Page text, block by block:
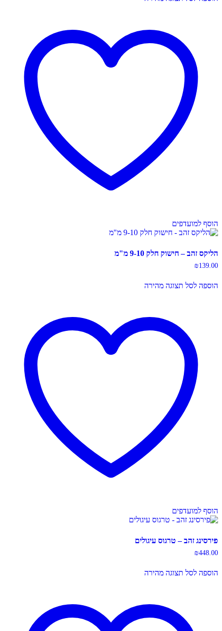
הוסף למועדפים
הליקס זהב – חישוק חלק 9-10 מ"מ
₪139.00
הוספה לסל תצוגה מהירה
הוסף למועדפים
פירסינג זהב – טרגוס עיגולים
₪448.00
הוספה לסל תצוגה מהירה